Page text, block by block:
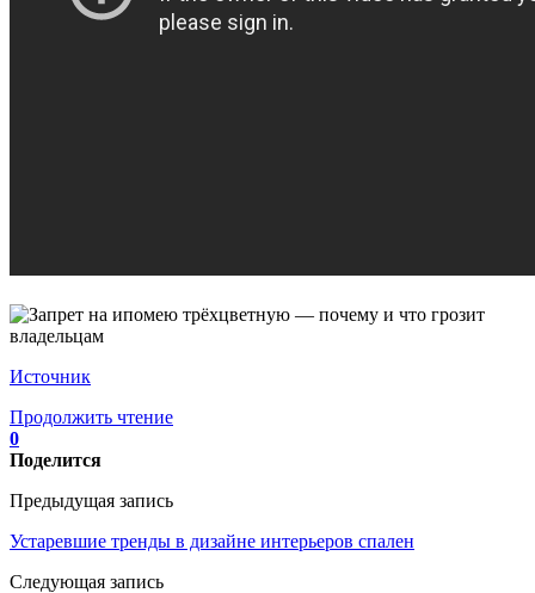
Источник
Продолжить чтение
0
Поделится
Предыдущая запись
Устаревшие тренды в дизайне интерьеров спален
Следующая запись